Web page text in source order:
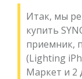
Итак, мы
купить
приемник,
(Lighting
Маркет и 2